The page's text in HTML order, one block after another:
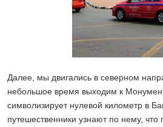
Далее, мы двигались в северном
небольшое время выходим к
символизирует нулевой километр в
путешественники узнают по нему,